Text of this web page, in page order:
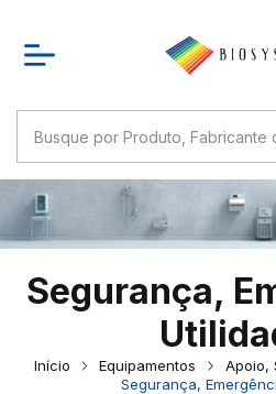
Segurança,
Início Equipamentos
Apoio,
Segurança,